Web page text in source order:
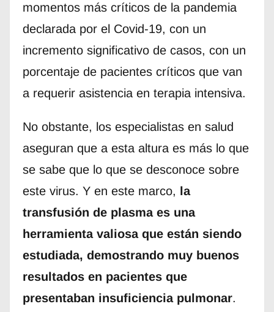
momentos más críticos de la pandemia
declarada por el Covid-19, con un
incremento significativo de casos, con un
porcentaje de pacientes críticos que van
a requerir asistencia en terapia intensiva.
No obstante, los especialistas en salud
aseguran que a esta altura es más lo que
se sabe que lo que se desconoce sobre
este virus. Y en este marco, la
transfusión de plasma es una
herramienta valiosa que están siendo
estudiada, demostrando muy buenos
resultados en pacientes que
presentaban insuficiencia pulmonar.